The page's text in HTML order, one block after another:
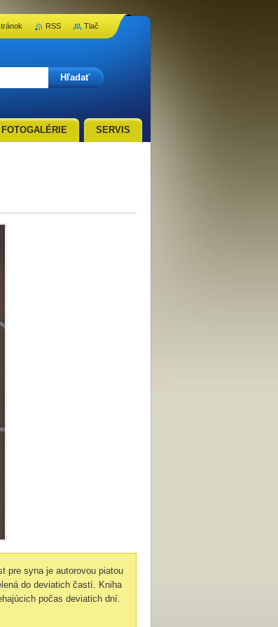
pre syna je autorovou piatou
do deviatich častí. Kniha
počas deviatich dní.
FOTOGALÉRIE SERVIS
RSS Tlač